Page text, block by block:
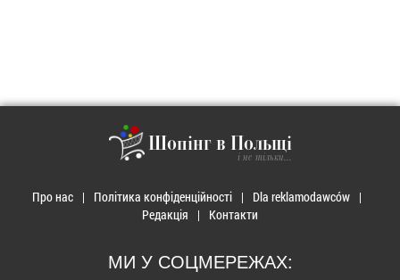
Шопінг в Польщі
і не тільки...
Про нас Політика конфіденційності
Dla reklamodawców
Редакція
Контакти
МИ У СОЦМЕРЕЖАХ: